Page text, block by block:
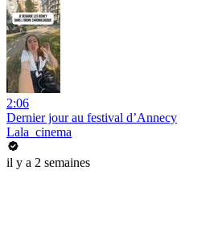
2:06
Dernier jour au festival d’Annecy
Lala_cinema
il y a 2 semaines